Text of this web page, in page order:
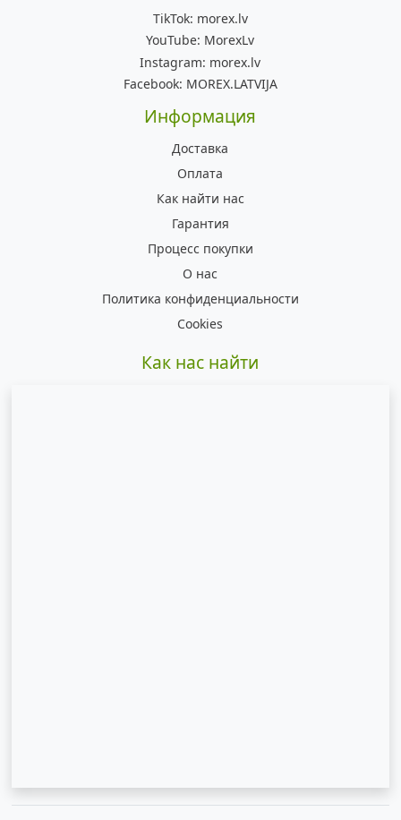
TikTok: morex.lv
YouTube: MorexLv
Instagram: morex.lv
Facebook: MOREX.LATVIJA
Информация
Доставка
Оплата
Как найти нас
Гарантия
Процесс покупки
О нас
Политика конфиденциальности
Cookies
Как нас найти